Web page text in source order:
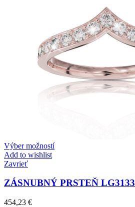
Výber možností
Add to wishlist
Zavrieť
ZÁSNUBNÝ PRSTEŇ LG3133
454,23 €